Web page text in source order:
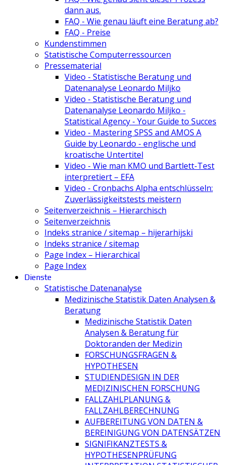
dann aus.
FAQ - Wie genau läuft eine Beratung ab?
FAQ - Preise
Kundenstimmen
Statistische Computerressourcen
Pressematerial
Video - Statistische Beratung und
Datenanalyse Leonardo Miljko
Video - Statistische Beratung und
Datenanalyse Leonardo Miljko -
Statistical Agency - Your Guide to Succes
Video - Mastering SPSS and AMOS A
Guide by Leonardo - englische und
kroatische Untertitel
Video - Wie man KMO und Bartlett-Test
interpretiert – EFA
Video - Cronbachs Alpha entschlüsseln:
Zuverlässigkeitstests meistern
Seitenverzeichnis – Hierarchisch
Seitenverzeichnis
Indeks stranice / sitemap – hijerarhijski
Indeks stranice / sitemap
Page Index – Hierarchical
Page Index
Dienste
Statistische Datenanalyse
Medizinische Statistik Daten Analysen &
Beratung
Medizinische Statistik Daten
Analysen & Beratung für
Doktoranden der Medizin
FORSCHUNGSFRAGEN &
HYPOTHESEN
STUDIENDESIGN IN DER
MEDIZINISCHEN FORSCHUNG
FALLZAHLPLANUNG &
FALLZAHLBERECHNUNG
AUFBEREITUNG VON DATEN &
BEREINIGUNG VON DATENSÄTZEN
SIGNIFIKANZTESTS &
HYPOTHESENPRÜFUNG